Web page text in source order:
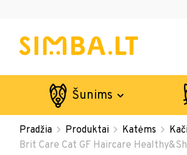
Šunims
Pradžia Produktai Katėms
Brit Care Cat GF Haircare